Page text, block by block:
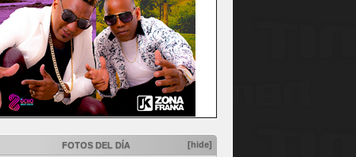
FOTOS DEL DÍA [hide]